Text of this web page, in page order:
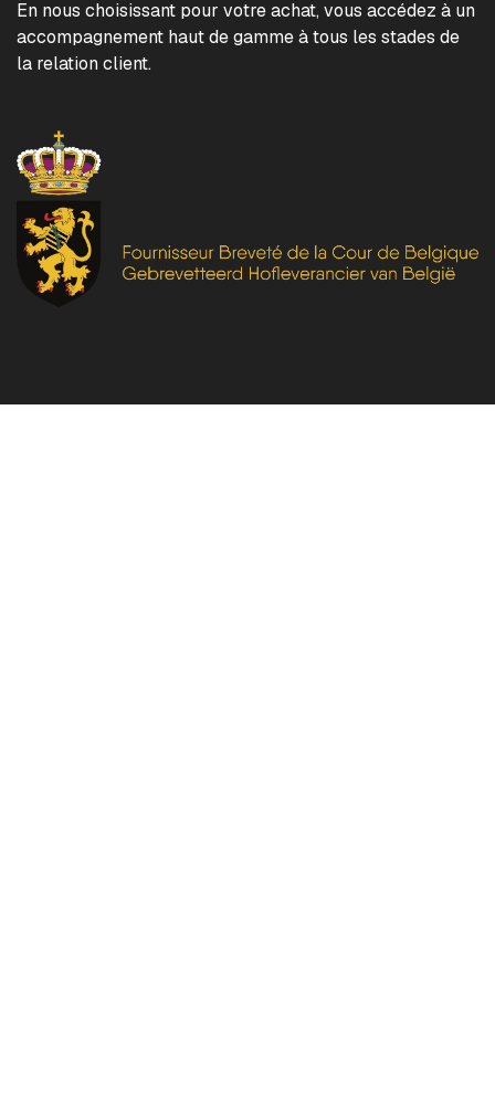
En nous choisissant pour votre achat, vous accédez à un
accompagnement haut de gamme à tous les stades de
la relation client.